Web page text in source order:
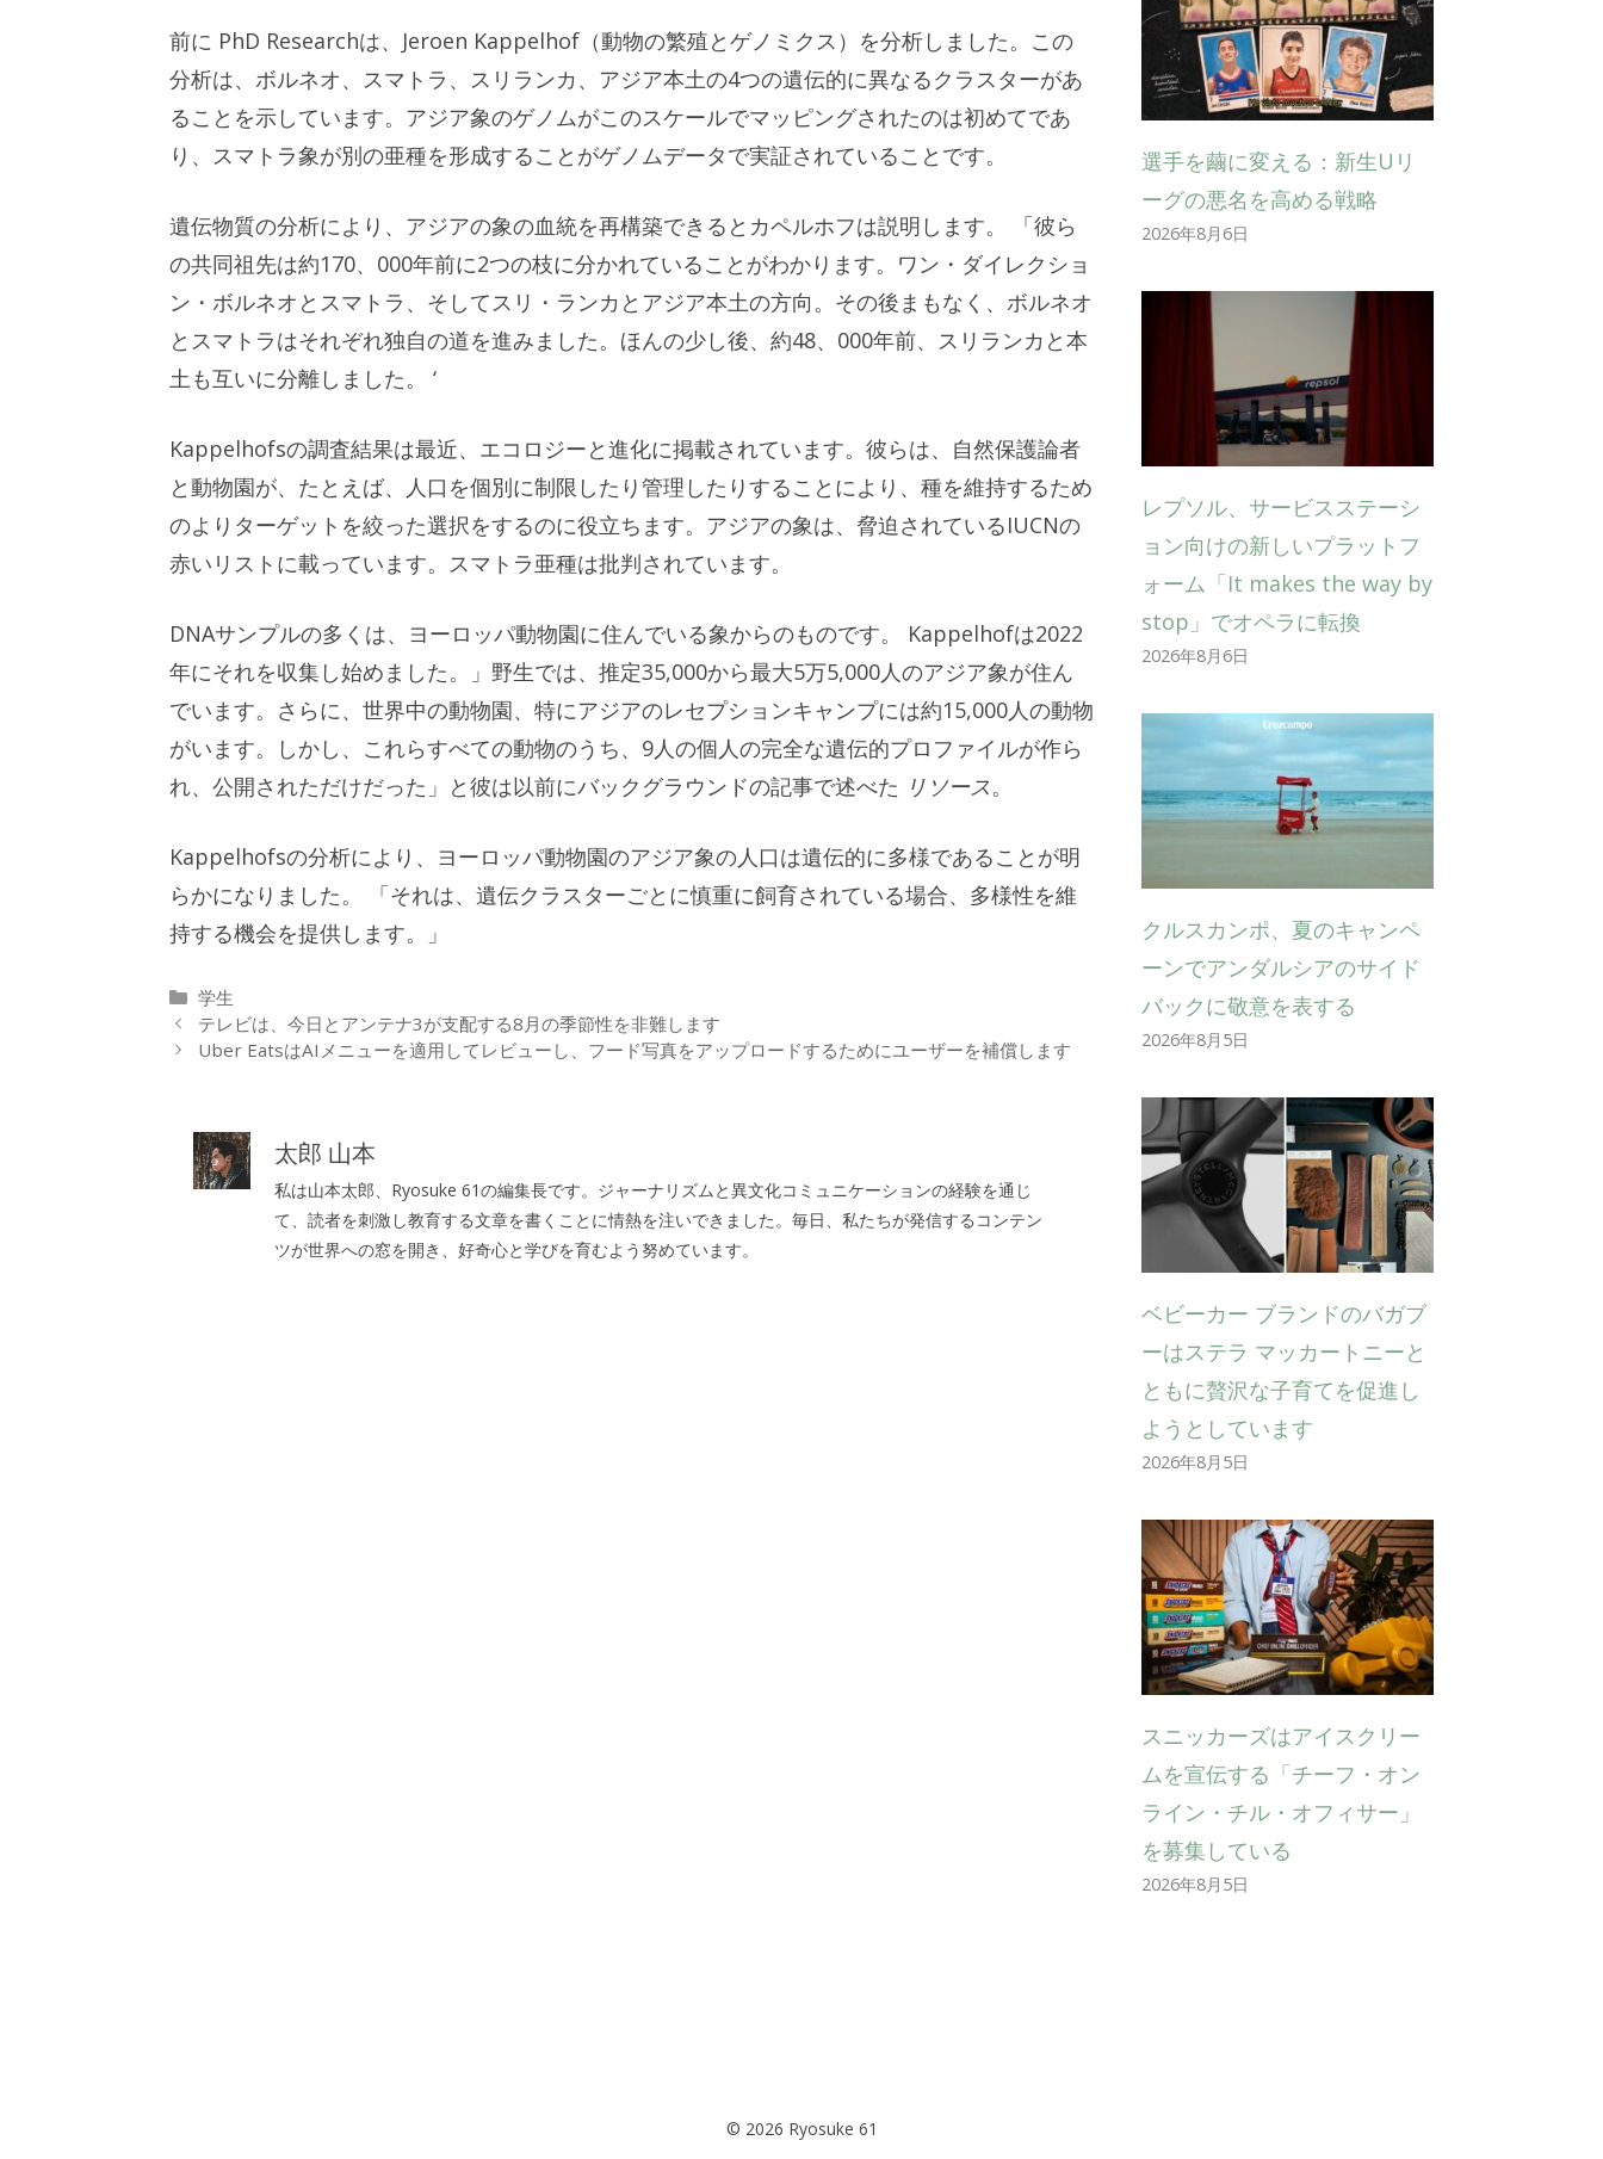
前に PhD Researchは、Jeroen Kappelhof（動物の繁殖とゲノミクス）を分析しました。この
分析は、ボルネオ、スマトラ、スリランカ、アジア本土の4つの遺伝的に異なるクラスターがあ
ることを示しています。アジア象のゲノムがこのスケールでマッピングされたのは初めてであ
り、スマトラ象が別の亜種を形成することがゲノムデータで実証されていることです。
遺伝物質の分析により、アジアの象の血統を再構築できるとカペルホフは説明します。 「彼ら
の共同祖先は約170、000年前に2つの枝に分かれていることがわかります。ワン・ダイレクショ
ン・ボルネオとスマトラ、そしてスリ・ランカとアジア本土の方向。その後まもなく、ボルネオ
とスマトラはそれぞれ独自の道を進みました。ほんの少し後、約48、000年前、スリランカと本
土も互いに分離しました。 ‘
Kappelhofsの調査結果は最近、エコロジーと進化に掲載されています。彼らは、自然保護論者
と動物園が、たとえば、人口を個別に制限したり管理したりすることにより、種を維持するため
のよりターゲットを絞った選択をするのに役立ちます。アジアの象は、脅迫されているIUCNの
赤いリストに載っています。スマトラ亜種は批判されています。
DNAサンプルの多くは、ヨーロッパ動物園に住んでいる象からのものです。 Kappelhofは2022
年にそれを収集し始めました。」野生では、推定35,000から最大5万5,000人のアジア象が住ん
でいます。さらに、世界中の動物園、特にアジアのレセプションキャンプには約15,000人の動物
がいます。しかし、これらすべての動物のうち、9人の個人の完全な遺伝的プロファイルが作ら
れ、公開されただけだった」と彼は以前にバックグラウンドの記事で述べた リソース。
Kappelhofsの分析により、ヨーロッパ動物園のアジア象の人口は遺伝的に多様であることが明
らかになりました。 「それは、遺伝クラスターごとに慎重に飼育されている場合、多様性を維
持する機会を提供します。」
カ
テ
ゴ
学生
テレビは、今日とアンテナ3が支配する8月の季節性を非難します
Uber EatsはAIメニューを適用してレビューし、フード写真をアップロードするためにユーザーを補償します
太郎 山本
私は山本太郎、Ryosuke 61の編集長です。ジャーナリズムと異文化コミュニケーションの経験を通じ
て、読者を刺激し教育する文章を書くことに情熱を注いできました。毎日、私たちが発信するコンテン
ツが世界への窓を開き、好奇心と学びを育むよう努めています。
選手を繭に変える：新生Uリ
ーグの悪名を高める戦略
2026年8月6日
レプソル、サービスステーシ
ョン向けの新しいプラットフ
ォーム「It makes the way by
stop」でオペラに転換
2026年8月6日
クルスカンポ、夏のキャンペ
ーンでアンダルシアのサイド
バックに敬意を表する
2026年8月5日
ベビーカー ブランドのバガブ
ーはステラ マッカートニーと
ともに贅沢な子育てを促進し
ようとしています
2026年8月5日
スニッカーズはアイスクリー
ムを宣伝する「チーフ・オン
ライン・チル・オフィサー」
を募集している
2026年8月5日
© 2026 Ryosuke 61